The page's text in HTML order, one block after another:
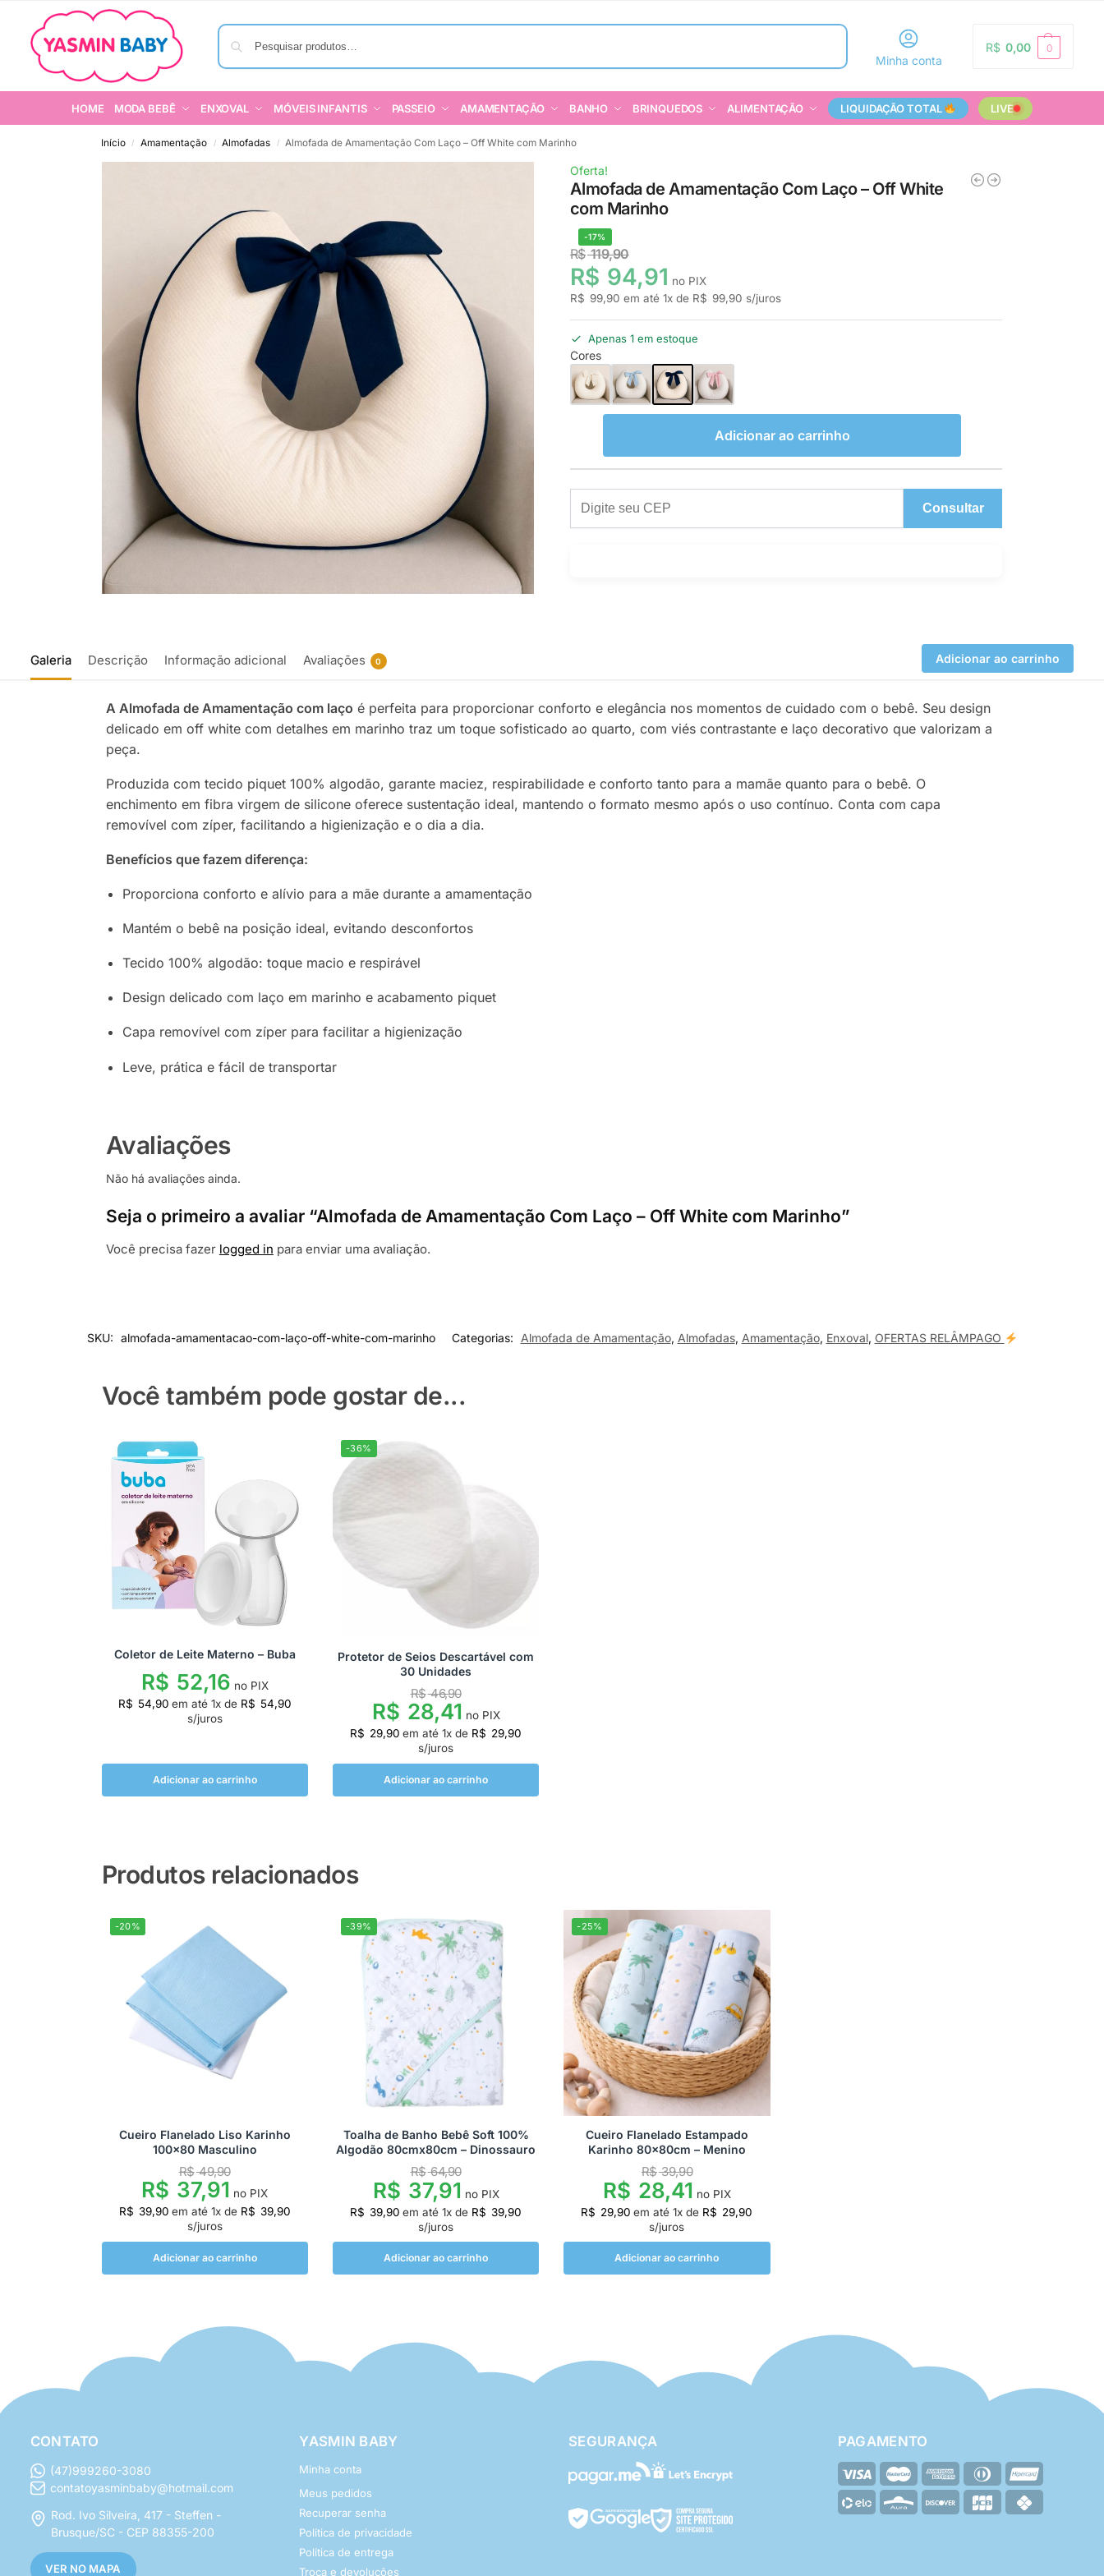
Pesquisar
Minha conta
R$ 0,00 0
HOME MODA BEBÊ ENXOVAL MÓVEIS INFANTIS PASSEIO AMAMENTAÇÃO BANHO BRINQUEDOS ALIMENTAÇÃO LIQUIDAÇÃO TOTAL LIVE
Início / Amamentação / Almofadas / Almofada de Amamentação Com Laço – Off White com Marinho
Oferta!
Almofada de Amamentação Com Laço – Off White
com Marinho
-17%
R$119,90
R$ 94,91 no PIX
R$ 99,90 em até 1x de R$ 99,90 s/juros
Apenas 1 em estoque
Cores
Adicionar ao carrinho
Consultar
Galeria Descrição Informação adicional Avaliações 0 Adicionar ao carrinho
A Almofada de Amamentação com laço é perfeita para proporcionar conforto e elegância nos momentos de cuidado com o bebê. Seu design
delicado em off white com detalhes em marinho traz um toque sofisticado ao quarto, com viés contrastante e laço decorativo que valorizam a
peça.
Produzida com tecido piquet 100% algodão, garante maciez, respirabilidade e conforto tanto para a mamãe quanto para o bebê. O
enchimento em fibra virgem de silicone oferece sustentação ideal, mantendo o formato mesmo após o uso contínuo. Conta com capa
removível com zíper, facilitando a higienização e o dia a dia.
Benefícios que fazem diferença:
Proporciona conforto e alívio para a mãe durante a amamentação
Mantém o bebê na posição ideal, evitando desconfortos
Tecido 100% algodão: toque macio e respirável
Design delicado com laço em marinho e acabamento piquet
Capa removível com zíper para facilitar a higienização
Leve, prática e fácil de transportar
Avaliações
Não há avaliações ainda.
Seja o primeiro a avaliar “Almofada de Amamentação Com Laço – Off White com Marinho”
Você precisa fazer logged in para enviar uma avaliação.
SKU: almofada-amamentacao-com-laço-off-white-com-marinho Categorias: Almofada de Amamentação, Almofadas, Amamentação, Enxoval, OFERTAS RELÂMPAGO
Você também pode gostar de...
Coletor de Leite Materno – Buba
R$ 52,16 no PIX
R$ 54,90 em até 1x de R$ 54,90
s/juros
Adicionar ao carrinho
-36%
Protetor de Seios Descartável com
30 Unidades
R$46,90
R$ 28,41 no PIX
R$ 29,90 em até1x de R$ 29,90
s/juros
Adicionar ao carrinho
Produtos relacionados
-20%
Cueiro Flanelado Liso Karinho
100×80 Masculino
R$49,90
R$ 37,91 no PIX
R$ 39,90 em até 1x de R$ 39,90
s/juros
Adicionar ao carrinho
-39%
Toalha de Banho Bebê Soft 100%
Algodão 80cmx80cm – Dinossauro
R$64,90
R$ 37,91 no PIX
R$ 39,90 em até1x de R$ 39,90
s/juros
Adicionar ao carrinho
-25%
Cueiro Flanelado Estampado
Karinho 80x80cm – Menino
R$39,90
R$ 28,41 no PIX
R$ 29,90 em até1x de R$ 29,90
s/juros
Adicionar ao carrinho
CONTATO
(47)999260-3080
contatoyasminbaby@hotmail.com
Rod. Ivo Silveira, 417 - Steffen -
Brusque/SC - CEP 88355-200
VER NO MAPA
YASMIN BABY
Minha conta
Meus pedidos
Recuperar senha
Política de privacidade
Política de entrega
Troca e devoluções
SEGURANÇA PAGAMENTO